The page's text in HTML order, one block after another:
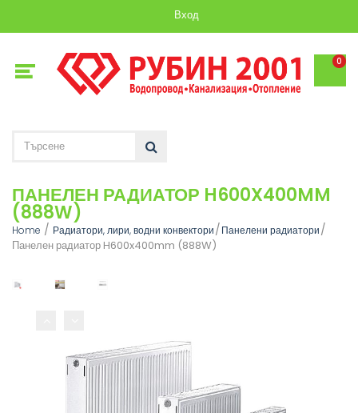
Вход
0
ПАНЕЛЕН РАДИАТОР H600X400MM
(888W)
Home Радиатори, лири, водни конвектори Панелени радиатори
Панелен радиатор H600x400mm (888W)